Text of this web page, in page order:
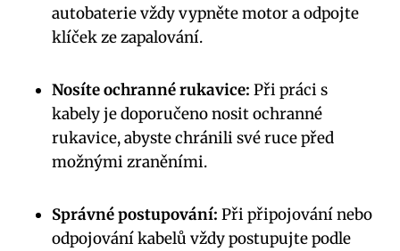
autobaterie vždy vypněte motor a odpojte
klíček ze zapalování.
Nosíte ochranné rukavice: Při práci s
kabely je doporučeno nosit ochranné
rukavice, abyste chránili své ruce před
možnými zraněními.
Správné postupování: Při připojování nebo
odpojování kabelů vždy postupujte podle